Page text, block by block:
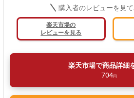
購入者のレビューを見て
楽天市場の
レビューを見る
楽天市場で商品詳細
704円